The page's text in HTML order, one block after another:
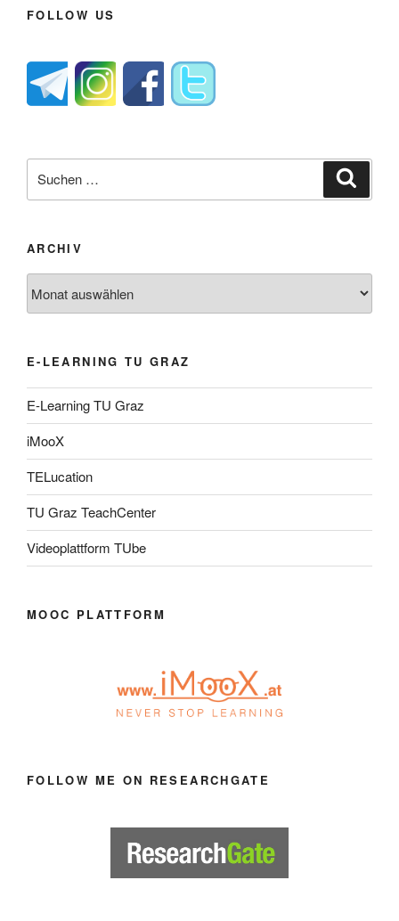
FOLLOW US
nach:
ARCHIV
E-LEARNING TU GRAZ
E-Learning TU Graz
iMooX
TELucation
TU Graz TeachCenter
Videoplattform TUbe
MOOC PLATTFORM
FOLLOW ME ON RESEARCHGATE